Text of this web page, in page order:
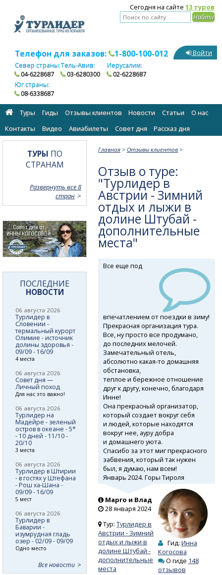
Сегодня на сайте 13 туров
Телефон для заказов: 1-800-100-012
Север страны:
04-6228687
Тель-Авив:
03-6280300
Иерусалим:
02-6228687
Юг страны:
08-6338687
Войти
Туры Гиды Отзывы клиентов Новости Статьи
О нас
Контакты
Видео Авиабилеты Cовет дня Рассказ дня
Главная > Отзывы клиентов >
Отзыв о туре:
"Турлидер в
Австрии - Зимний
отдых и лыжи в
долине Штубай -
дополнительные
места"
Все еще под
впечатлением от поездки в зиму!
Прекрасная организация тура.
Все, ну просто все продумано,
до последних мелочей.
Замечательный отель,
абсолютно какая-то домашняя
обстановка,
теплое и бережное отношение
друг к другу, конечно, благодаря
Инне!
Она прекрасный организатор,
который создает вокруг себя
и людей, которые находятся
вокруг нее, ауру добра
и домашнего уюта.
Спасибо за этот миг прекрасного
забвения, который так нужен
был, я думаю, нам всем!
Январь 2024. Горы Тироля
Марго и Влад
28 января 2024
Тур:Турлидер в
Австрии - Зимний
отдых и лыжи в
долине Штубай -
дополнительные
места
Гид: Инна
Когосова
О гиде 148
отзывов
ТУРЫ ПО
СТРАНАМ
Развернуть все 8
стран
ПОСЛЕДНИЕ
НОВОСТИ
06 августа 2026
Турлидер в
Словении -
термальный курорт
Олимие - источник
долины здоровья -
09/09 - 16/09
4 места
06 августа 2026
Совет дня —
Личный поход
Для нас это важно!
06 августа 2026
Турлидер на
Мадейре - зеленый
остров в океане - 5*
- 10 дней - 11/10 -
20/10
3 места
06 августа 2026
Турлидер в Штирии
- в гостях у Штефана
- Рош ха-Шана -
09/09 - 16/09
5 мест
06 августа 2026
Турлидер в
Баварии -
изумрудная гладь
озер - 02/09 - 09/09
Одно место
Все новости